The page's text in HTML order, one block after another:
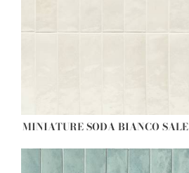
MINIATURE SODA BIANCO SALE